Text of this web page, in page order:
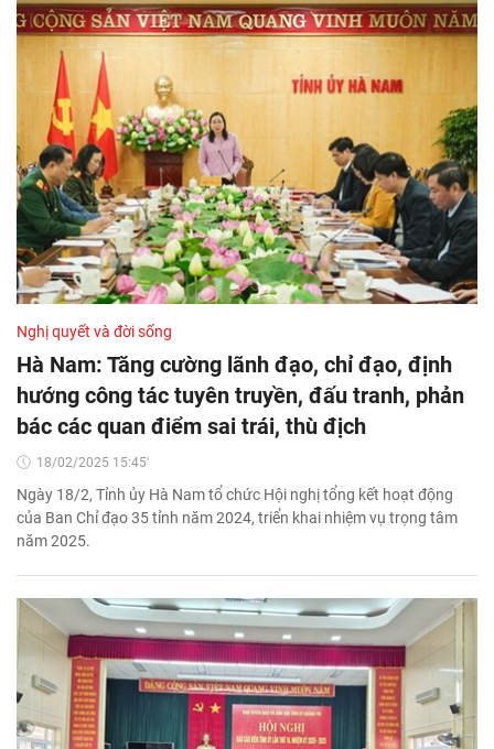
Nghị quyết và đời sống
Hà Nam: Tăng cường lãnh đạo, chỉ đạo, định
hướng công tác tuyên truyền, đấu tranh, phản
bác các quan điểm sai trái, thù địch
18/02/2025 15:45'
Ngày 18/2, Tỉnh ủy Hà Nam tổ chức Hội nghị tổng kết hoạt động
của Ban Chỉ đạo 35 tỉnh năm 2024, triển khai nhiệm vụ trọng tâm
năm 2025.